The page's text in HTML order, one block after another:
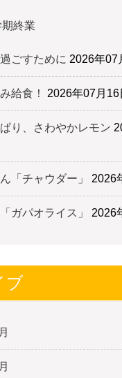
終業
充実
ごすために 2026年07
給食！ 2026年07月16
り、さわやかレモン
「チャウダー」 2026
ガパオライス」 2026
ブ